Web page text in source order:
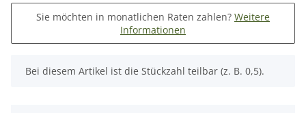
Sie möchten in monatlichen Raten zahlen? Weitere
Informationen
x
Bei diesem Artikel ist die Stückzahl teilbar (z. B. 0,5).